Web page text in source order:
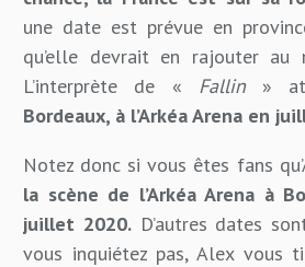
une date est prévue en
qu’elle devrait en rajouter au
L’interprète de « Fallin»
Bordeaux, à l’Arkéa Arena en
Notez donc si vous êtes fans
la scène de l’Arkéa Arena à
juillet 2020.D’autres dates
vous inquiétez pas, Alex vous